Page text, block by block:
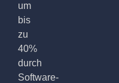
um
bis
zu
40%
durch
Software-